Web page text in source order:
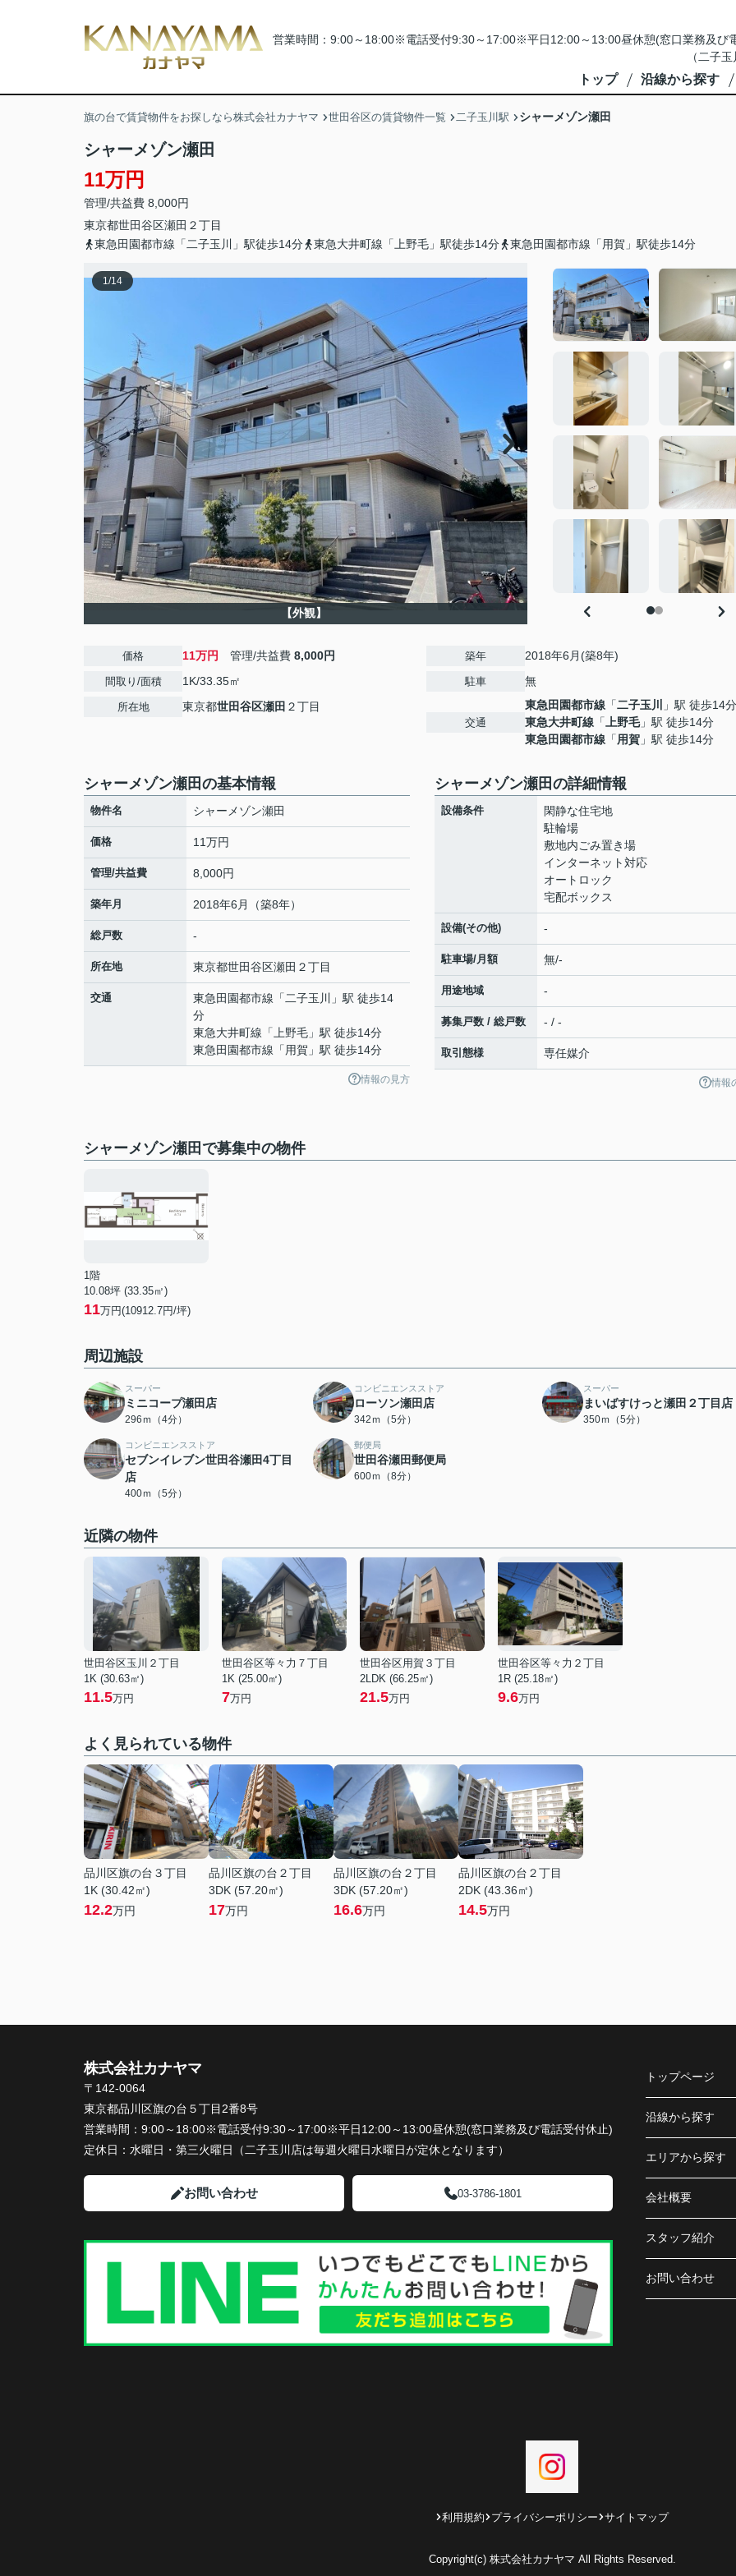
営業時間：9:00～18:00※電話受付9:30～17:00※平日12:00～13:00昼休憩(窓口業務及
（二子
トップ 沿線から探す
旗の台で賃貸物件をお探しなら株式会社カナヤマ 世田谷区の賃貸物件一覧 二子玉川駅 シャーメゾン瀬田
シャーメゾン瀬田
11万円
管理/共益費 8,000円
東京都世田谷区瀬田 ２丁目
東急田園都市線「二子玉川」駅徒歩14分
東急大井町線「上野毛」駅徒歩14分 東急田園都市線「用賀」駅徒歩14分
1/14
【外観】
価格 11万円 管理/共益費 8,000円
間取り/面積 1K/33.35㎡
所在地 東京都世田谷区瀬田 ２丁目
築年 2018年6月(築8年)
駐車 無
交通
東急田園都市線 「二子玉川
」駅 徒歩14分
東急大井町線 「 上野毛」駅 徒歩14分
東急田園都市線 「用賀 」駅 徒歩14分
シャーメゾン瀬田の基本情報
物件名 シャーメゾン瀬田
価格 11万円
管理/共益費 8,000円
築年月 2018年6月（築8年）
総戸数 -
所在地 東京都世田谷区瀬田 ２丁目
交通 東急田園都市線 「 二子玉川
」駅 徒歩14
分
東急大井町線 「 上野毛 」駅 徒歩14分
東急田園都市線 「 用賀 」駅 徒歩14分
情報の見方
シャーメゾン瀬田の詳細情報
設備条件
閑静な住宅地
駐輪場
敷地内ごみ置き場
インターネット対応
オートロック
宅配ボックス
設備(その他) -
駐車場/月額 無/-
用途地域 -
募集戸数 / 総戸数 - / -
取引態様 専任媒介
情報
シャーメゾン瀬田で募集中の物件
1階
10.08坪 (33.35㎡)
11万円(10912.7円/坪)
周辺施設
スーパー
ミニコープ瀬田店
296ｍ（4分）
コンビニエンスストア
ローソン瀬田店
342ｍ（5分）
スーパー
まいばすけっと瀬田２丁目店
350ｍ（5分）
コンビニエンスストア
セブンイレブン世田谷瀬田4丁目
店
400ｍ（5分）
郵便局
世田谷瀬田郵便局
600ｍ（8分）
近隣の物件
世田谷区玉川２丁目
1K (30.63㎡)
11.5万円
世田谷区等々力７丁目
1K (25.00㎡)
7万円
世田谷区用賀３丁目
2LDK (66.25㎡)
21.5万円
世田谷区等々力２丁目
1R (25.18㎡)
9.6万円
よく見られている物件
品川区旗の台３丁目
1K (30.42㎡)
12.2万円
品川区旗の台２丁目
3DK (57.20㎡)
17万円
品川区旗の台２丁目
3DK (57.20㎡)
16.6万円
品川区旗の台２丁目
2DK (43.36㎡)
14.5万円
株式会社カナヤマ
〒142-0064
東京都品川区旗の台５丁目2番8号
営業時間： 9:00～18:00※電話受付9:30～17:00※平日12:00～13:00昼休憩(窓口業務及び電話受付休止)
定休日： 水曜日・第三火曜日（二子玉川店は毎週火曜日水曜日が定休となります）
お問い合わせ 03-3786-1801
トップページ
沿線から探す
エリアから探す
会社概要
スタッフ紹介
お問い合わせ
利用規約 プライバシーポリシー サイトマップ
Copyright(c) 株式会社カナヤマ All Rights Reserved.